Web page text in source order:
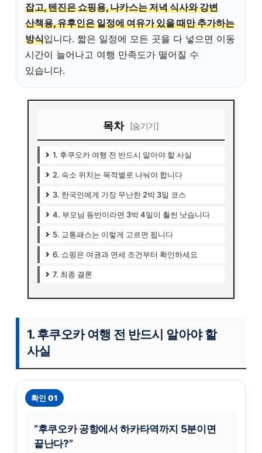
잡고, 텐진은 쇼핑용, 나카스는 저녁 식사와 강변
산책용, 유후인은 일정에 여유가 있을 때만 추가하는
방식입니다. 짧은 일정에 모든 곳을 다 넣으면 이동
시간이 늘어나고 여행 만족도가 떨어질 수
있습니다.
목차 [숨기기]
1. 후쿠오카 여행 전 반드시 알아야 할 사실
2. 숙소 위치는 목적별로 나눠야 합니다
3. 한국인에게 가장 무난한 2박 3일 코스
4. 부모님 동반이라면 3박 4일이 훨씬 낫습니다
5. 교통패스는 이렇게 고르면 됩니다
6. 쇼핑은 여권과 면세 조건부터 확인하세요
7. 최종 결론
1. 후쿠오카 여행 전 반드시 알아야 할
사실
확인 01
“후쿠오카 공항에서 하카타역까지 5분이면
끝난다?”